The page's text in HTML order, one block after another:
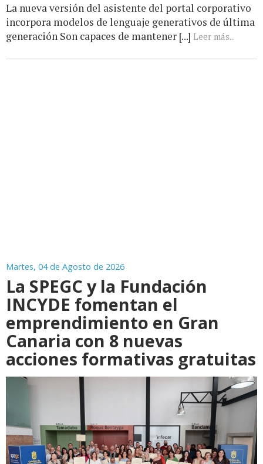
La nueva versión del asistente del portal corporativo
incorpora modelos de lenguaje generativos de última
generación Son capaces de mantener [...] Leer más...
Martes, 04 de Agosto de 2026
La SPEGC y la Fundación
INCYDE fomentan el
emprendimiento en Gran
Canaria con 8 nuevas
acciones formativas gratuitas